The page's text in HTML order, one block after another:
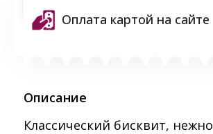
Описание
Классический бисквит, нежно
Оплата картой на сайте